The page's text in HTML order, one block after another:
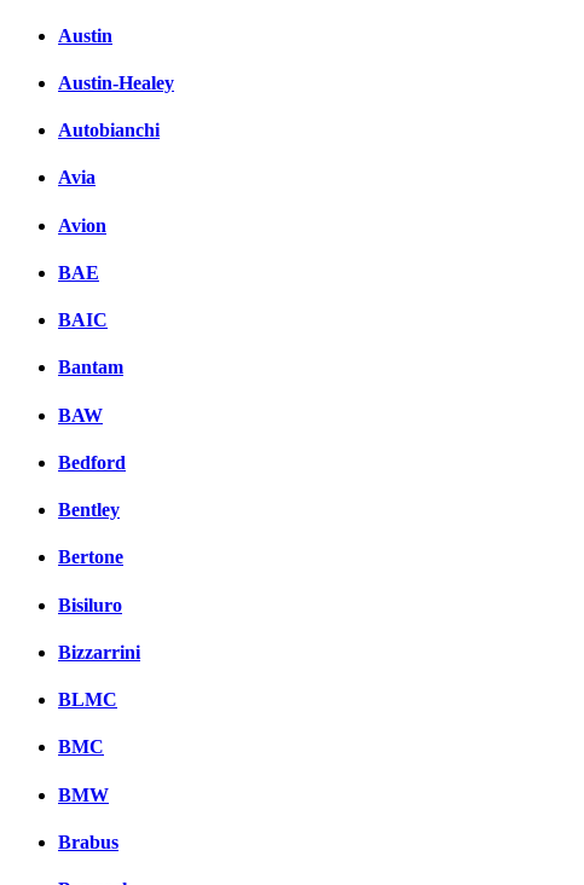
Austin
Austin-Healey
Autobianchi
Avia
Avion
BAE
BAIC
Bantam
BAW
Bedford
Bentley
Bertone
Bisiluro
Bizzarrini
BLMC
BMC
BMW
Brabus